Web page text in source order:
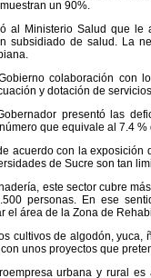
un 90%.
al Ministerio Salud que
subsidiado de salud. La
colaboración con
y dotación de
presentó las
que equivale al 7.4
acuerdo con la
de Sucre son tan
este sector cubre
personas. En ese
el área de la Zona de
cultivos de algodón,
unos proyectos que
urbana y rural